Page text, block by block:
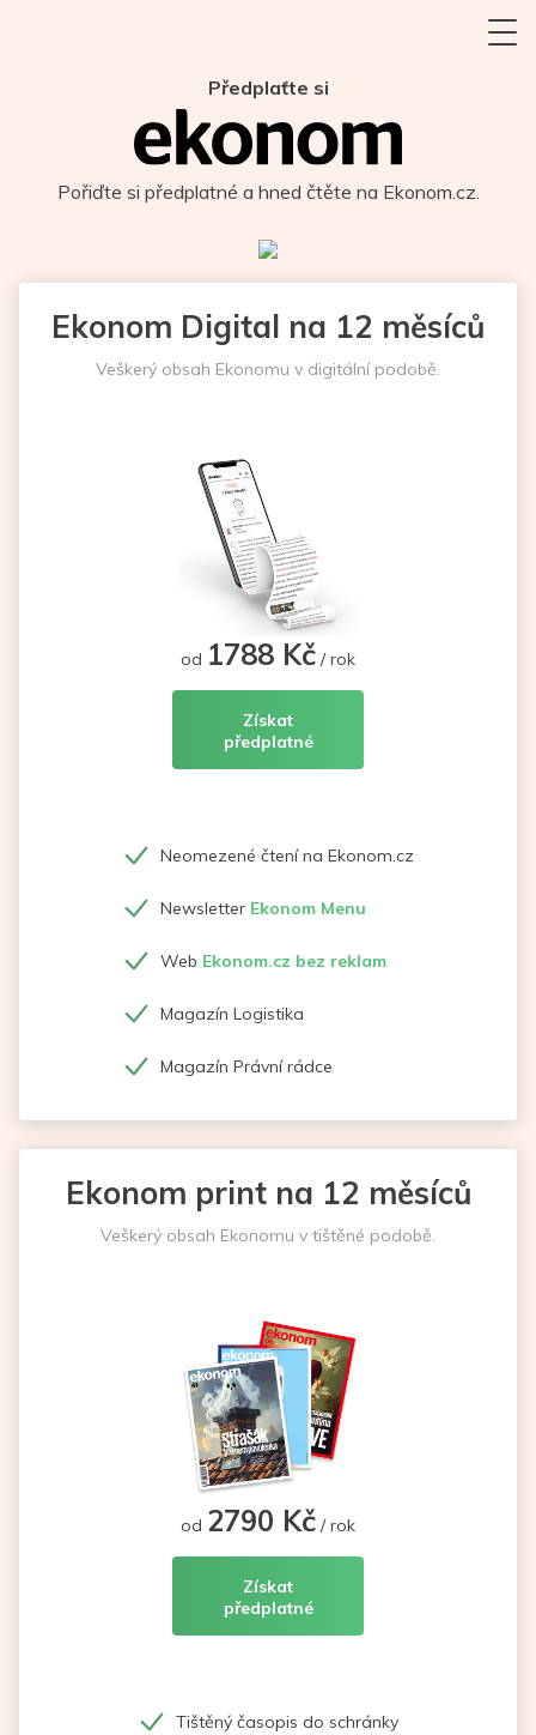
Předplaťte si
Pořiďte si předplatné a hned čtěte na Ekonom.cz.
Ekonom Digital na 12 měsíců
Veškerý obsah Ekonomu v digitální podobě.
od 1788 Kč / rok
Získat
předplatné
Neomezené čtení na Ekonom.cz
Newsletter Ekonom Menu
Web Ekonom.cz bez reklam
Magazín Logistika
Magazín Právní rádce
Ekonom print na 12 měsíců
Veškerý obsah Ekonomu v tištěné podobě.
od 2790 Kč / rok
Získat
předplatné
Tištěný časopis do schránky